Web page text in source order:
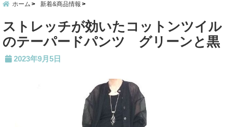
ホーム 新着&商品情報
ストレッチが効いたコットンツイル
のテーパードパンツ グリーンと黒
2023年9月5日